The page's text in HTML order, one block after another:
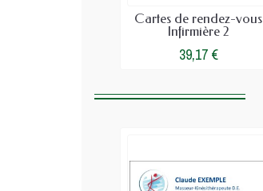
Cartes de rendez-vous
Infirmière 2
39,17 €